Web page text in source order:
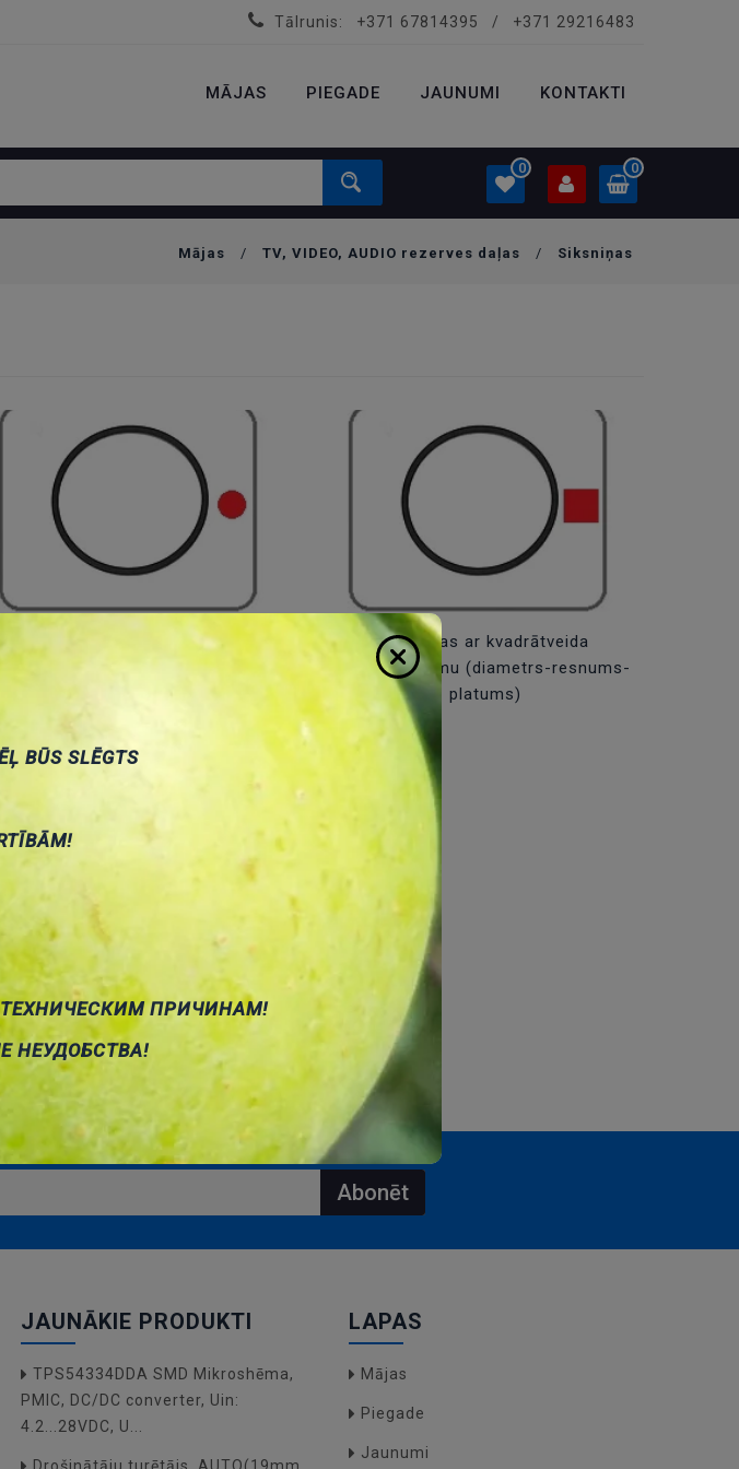
Tālrunis: +371 67814395 / +371 29216483
MĀJAS PIEGADE JAUNUMI KONTAKTI
0 0
Ielogoties
Mājas / TV, VIDEO, AUDIO rezerves daļas / Siksniņas
Siksniņas ar apaļu šķērgriezuma
(diametrs-resnums-platums)
Siksniņas ar kvadrātveida
šķērsgriezumu (diametrs-resnums-
platums)
Abonēt
JAUNĀKIE PRODUKTI
TPS54334DDA SMD Mikroshēma,
PMIC, DC/DC converter, Uin:
4.2...28VDC, U...
LAPAS
Mājas
Piegade
Jaunumi
BŪS SLĒGTS
ТЕХНИЧЕСКИМ ПРИЧИНАМ!
НЕУДОБСТВА!